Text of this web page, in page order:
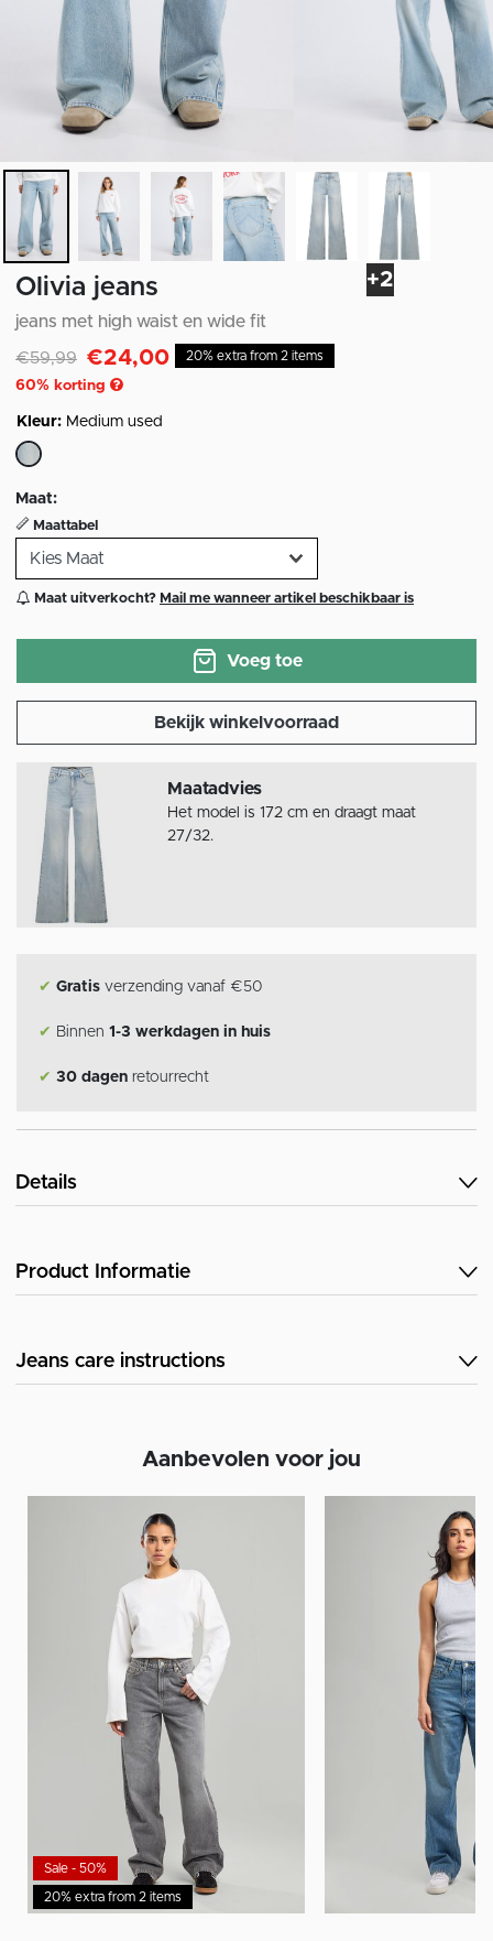
+2
Olivia jeans
jeans met high waist en wide fit
Afgeprijsd van
€59,99naar
€24,00
60% korting
20% extra from 2 items
Kleur: Medium used
Maat:
Maattabel
Maat uitverkocht? Mail me wanneer artikel beschikbaar is
Voeg toe
Bekijk winkelvoorraad
Maatadvies
Het model is 172 cm en draagt maat
27/32.
✔ Gratis verzending vanaf €50
✔ Binnen 1-3 werkdagen in huis
✔ 30 dagen retourrecht
Details
Product Informatie
Jeans care instructions
Aanbevolen voor jou
20% extra from 2 items
Sale - 50%